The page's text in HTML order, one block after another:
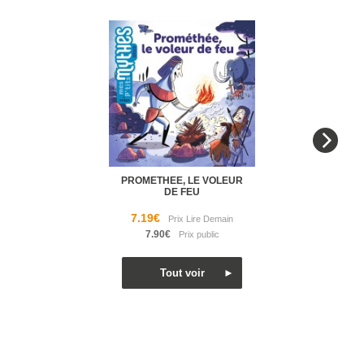
PROMETHEE, LE VOLEUR
DE FEU
7.19€
7.90€